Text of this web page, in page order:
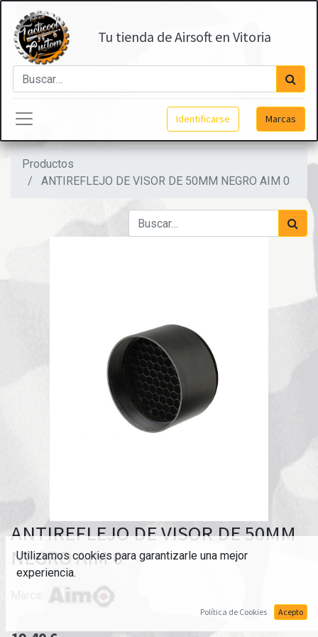
Tu tienda de Airsoft en Vitoria
Identificarse Marcas
Productos
ANTIREFLEJO DE VISOR DE 50MM NEGRO AIM 0
ANTIREFLEJO DE VISOR DE 50MM
NEGRO AIM 0
Utilizamos cookies para garantizarle una mejor
experiencia.
Política de Cookies Acepto